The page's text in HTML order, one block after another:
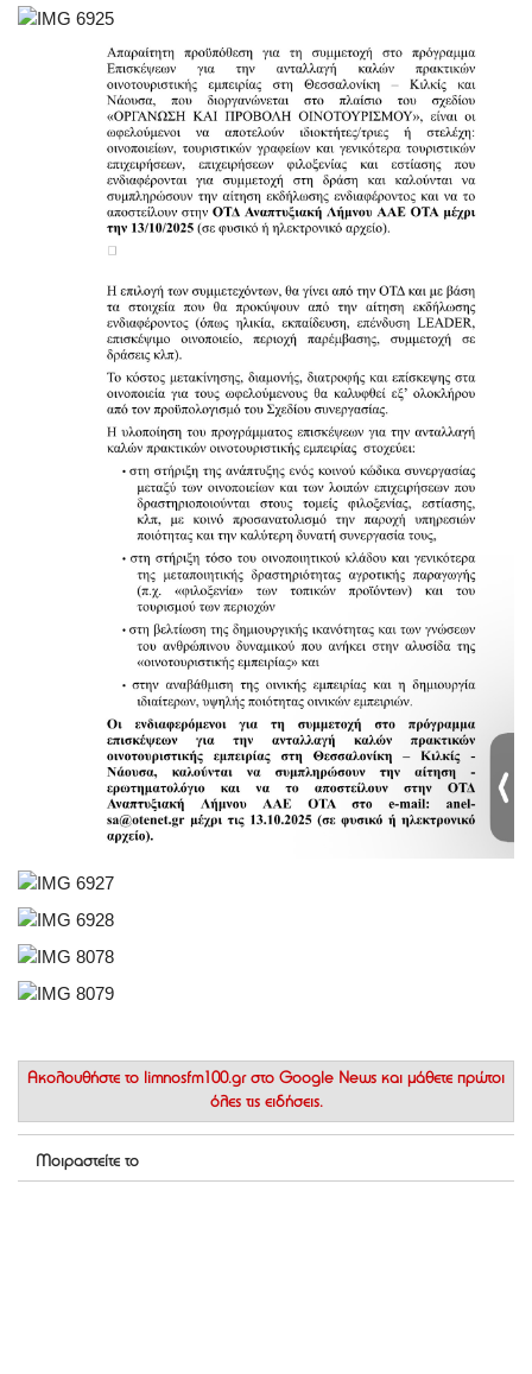
Ακολουθήστε το limnosfm100.gr στο Google News και μάθετε πρώτοι
όλες τις ειδήσεις.
Μοιραστείτε το